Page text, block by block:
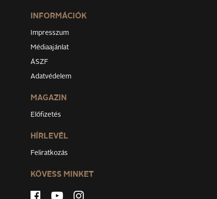
INFORMÁCIÓK
Impresszum
Médiaajánlat
ÁSZF
Adatvédelem
MAGAZIN
Előfizetés
HÍRLEVÉL
Feliratkozás
KÖVESS MINKET